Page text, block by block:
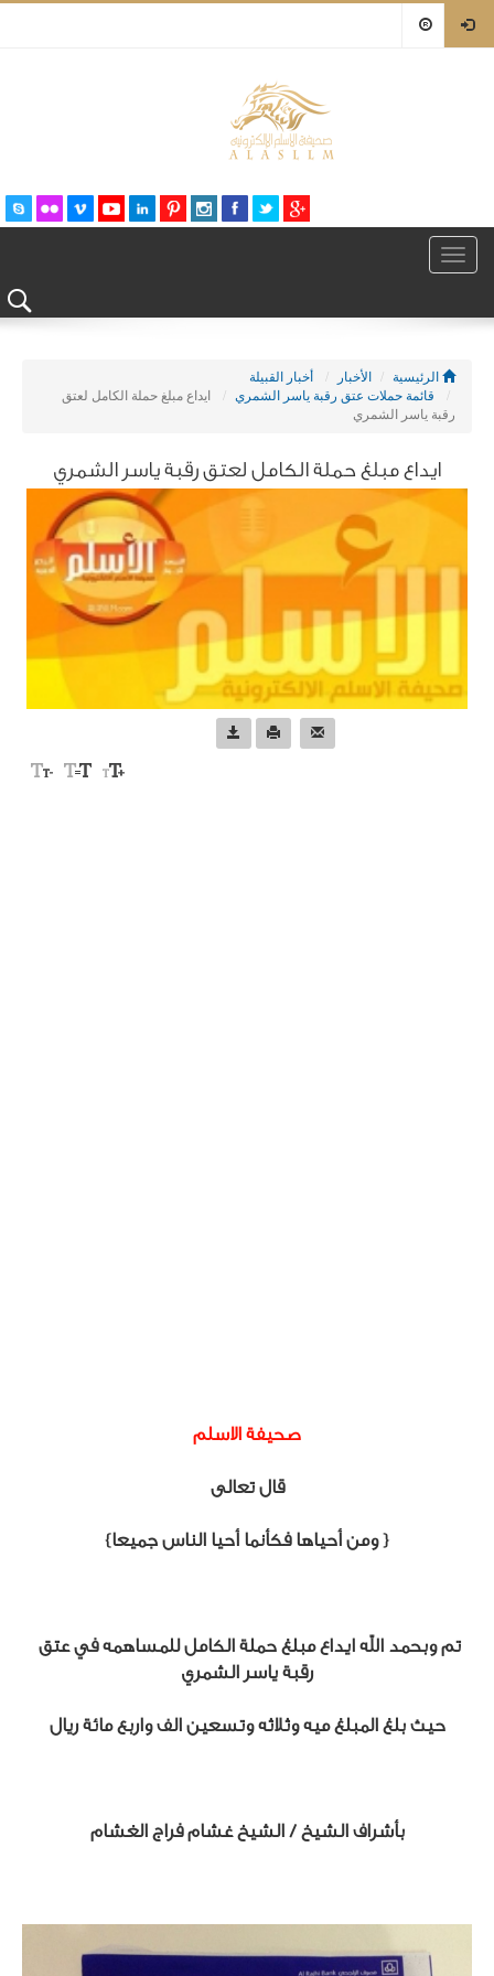
Toggle
navigation
الرئيسية الأخبار
أخبار القبيلة
قائمة حملات عتق رقبة ياسر الشمري
ايداع مبلغ حملة الكامل لعتق
رقبة ياسر الشمري
ايداع مبلغ حملة الكامل لعتق رقبة ياسر الشمري
صحيفة الاسلم
قال تعالى
{ ومن أحياها فكأنما أحيا الناس جميعا}
رقبة ياسر الشمري
حيث بلغ المبلغ ميه وثلاثه وتسعين الف واربع مائة ريال
بأشراف الشيخ / الشيخ غشام فراج الغشام